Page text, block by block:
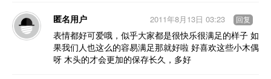
匿名用户
表情都好可爱哦，似乎大家都是很快乐很满足的样子 如
果我们人也这么的容易满足那就好啦 好喜欢这些小木偶
呀 木头的才会更加的保存长久，多好
2011年8月13日 03:23 回复